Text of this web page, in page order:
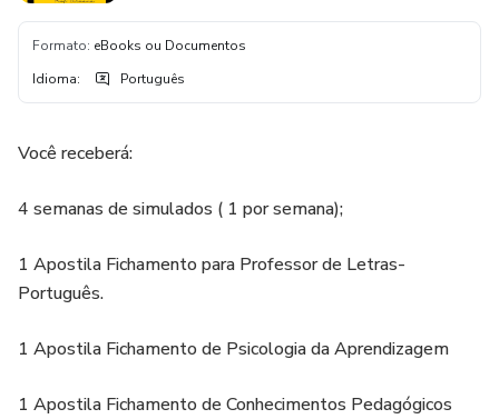
Formato: eBooks ou Documentos
Idioma: Português
Você receberá:
4 semanas de simulados ( 1 por semana);
1 Apostila Fichamento para Professor de Letras-
Português.
1 Apostila Fichamento de Psicologia da Aprendizagem
1 Apostila Fichamento de Conhecimentos Pedagógicos